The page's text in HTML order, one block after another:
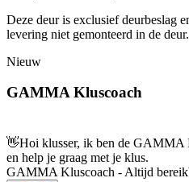
Deze deur is exclusief deurbeslag
levering niet gemonteerd in de deur.
Nieuw
GAMMA Kluscoach
👋Hoi klusser, ik ben de GAMMA
en help je graag met je klus.
GAMMA Kluscoach - Altijd